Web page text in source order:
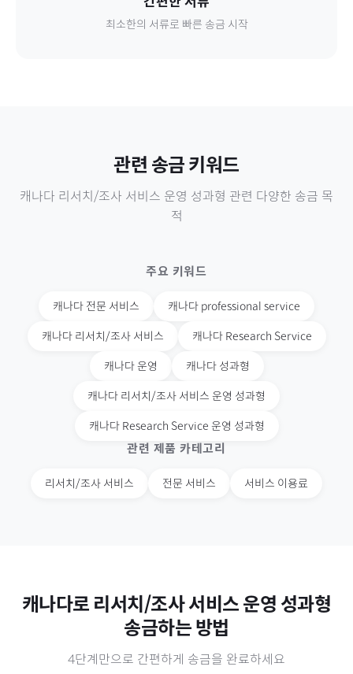
최소한의 서류로 빠른 송금 시작
관련 송금 키워드
캐나다 리서치/조사 서비스 운영 성과형 관련 다양한 송금 목
적
주요 키워드
캐나다 전문 서비스 캐나다 professional service
캐나다 리서치/조사 서비스 캐나다 Research Service
캐나다운영 캐나다 성과형
캐나다 리서치/조사 서비스 운영 성과형
캐나다 Research Service 운영 성과형
관련 제품 카테고리
리서치/조사 서비스 전문 서비스 서비스 이용료
캐나다로 리서치/조사 서비스 운영 성과형
송금하는 방법
4단계만으로 간편하게 송금을 완료하세요